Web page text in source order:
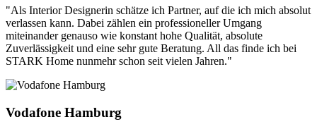
"Als Interior Designerin schätze ich Partner, auf die ich mich absolut
verlassen kann. Dabei zählen ein professioneller Umgang
miteinander genauso wie konstant hohe Qualität, absolute
Zuverlässigkeit und eine sehr gute Beratung. All das finde ich bei
STARK Home nunmehr schon seit vielen Jahren."
Vodafone Hamburg